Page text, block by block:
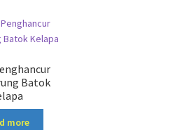
Batok
more